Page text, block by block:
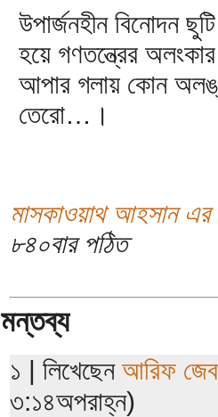
উপার্জনহীন বিনোদন
হয়ে গণতন্ত্রের অলংকার
আপার গলায় কোন
তেরো…।
মাসকাওয়াথ আহসান এর
৮৪০বার পঠিত
মন্তব্য
১ | লিখেছেন আরিফ
৩:১৪অপরাহ্ন)